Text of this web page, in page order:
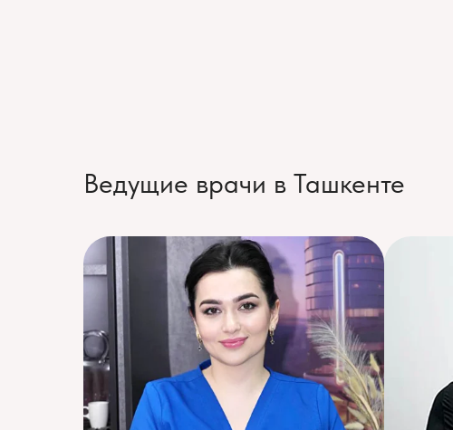
Ведущие врачи в Ташкенте